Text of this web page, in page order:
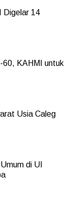
Digelar 14
60, KAHMI untuk
Usia Caleg
di UI